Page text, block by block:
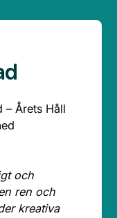
– Årets Håll
och
ren och
kreativa